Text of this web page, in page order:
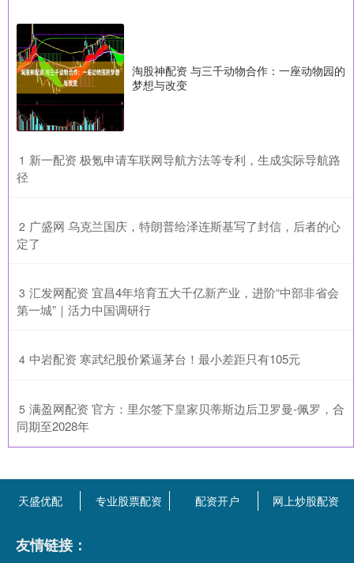
淘股神配资 与三千动物合作：一座动物园的
梦想与改变
1 ​新一配资 极氪申请车联网导航方法等专利，生成实际导航路
径
2 ​广盛网 乌克兰国庆，特朗普给泽连斯基写了封信，后者的心
定了
3 ​汇发网配资 宜昌4年培育五大千亿新产业，进阶“中部非省会
第一城”｜活力中国调研行
4 ​中岩配资 寒武纪股价紧逼茅台！最小差距只有105元
5 ​满盈网配资 官方：里尔签下皇家贝蒂斯边后卫罗曼-佩罗，合
同期至2028年
天盛优配 专业股票配资 配资开户 网上炒股配资
友情链接：